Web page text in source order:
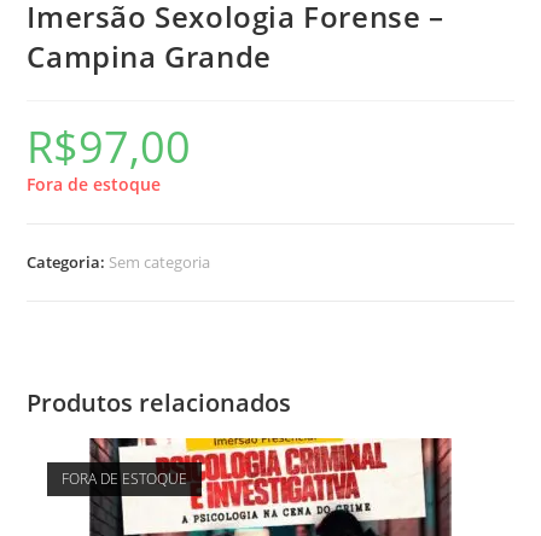
Imersão Sexologia Forense –
Campina Grande
R$97,00
Fora de estoque
Categoria: Sem categoria
Produtos relacionados
FORA DE ESTOQUE